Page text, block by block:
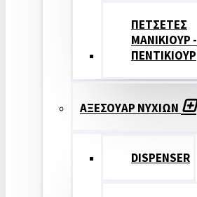
ΠΕΤΣΕΤΕΣ
ΜΑΝΙΚΙΟΥΡ -
ΠΕΝΤΙΚΙΟΥΡ
ΑΞΕΣΟΥΑΡ ΝΥΧΙΩΝ
DISPENSER